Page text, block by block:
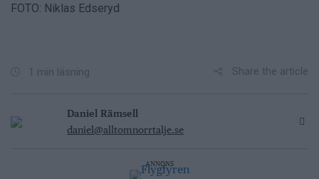
FOTO: Niklas Edseryd
1 min läsning Share the article
Daniel Rämsell
daniel@alltomnorrtalje.se
ANNONS